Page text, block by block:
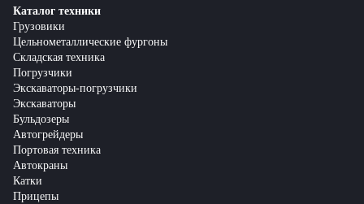
Каталог техники
Грузовики
Цельнометаллические фургоны
Складская техника
Погрузчики
Экскаваторы-погрузчики
Экскаваторы
Бульдозеры
Автогрейдеры
Портовая техника
Автокраны
Катки
Прицепы